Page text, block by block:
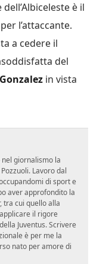
è il
l’attaccante.
a cedere il
del
Gonzalez in vista
giornalismo la
Lavoro dal
di sport e
aver approfondito la
tra cui quello alla
il rigore
Juventus. Scrivere
è per me la
nato per amore di